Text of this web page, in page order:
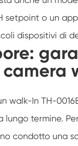
setpoint o un
dispositivi di
camera
walk-In TH-
lungo termine.
condotto una